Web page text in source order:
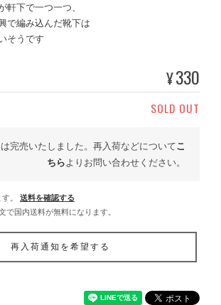
軒下で一つ一つ、
で編み込んだ靴下は
そうです
¥330
SOLD OUT
完売いたしました。再入荷などについてこ
ちら よりお問い合わせください。
。
送料を確認する
で国内送料が無料になります。
再入荷通知を希望する